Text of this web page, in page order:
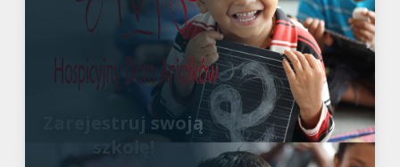
Zarejestruj swoją
szkołę!